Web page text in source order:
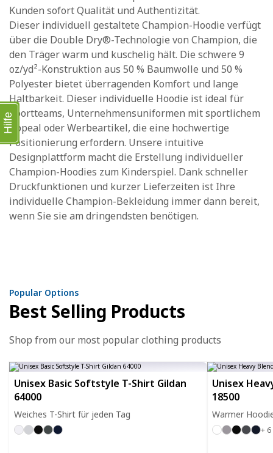
Kunden sofort Qualität und Authentizität.
Dieser individuell gestaltete Champion-Hoodie verfügt
über die Double Dry®-Technologie von Champion, die
den Träger warm und kuschelig hält. Die schwere 9
oz/yd²-Konstruktion aus 50 % Baumwolle und 50 %
Polyester bietet überragenden Komfort und lange
Haltbarkeit. Dieser individuelle Hoodie ist ideal für
Sportteams, Unternehmensuniformen mit sportlichem
Appeal oder Werbeartikel, die eine hochwertige
Positionierung erfordern. Unsere intuitive
Designplattform macht die Erstellung individueller
Champion-Hoodies zum Kinderspiel. Dank schneller
Druckfunktionen und kurzer Lieferzeiten ist Ihre
individuelle Champion-Bekleidung immer dann bereit,
wenn Sie sie am dringendsten benötigen.
Popular Options
Best Selling Products
Shop from our most popular clothing products
Unisex Basic Softstyle T-Shirt Gildan
64000
Weiches T-Shirt für jeden Tag
Unisex
18500
Warmer
+ 6
Hilfe